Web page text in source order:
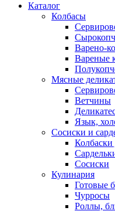
Каталог
Колбасы
Варено-
Вареные
Мясные
Ветчины
Язык,
Сосиски и
Сосиски
Кулинария
Готовые
Чурросы
Роллы,